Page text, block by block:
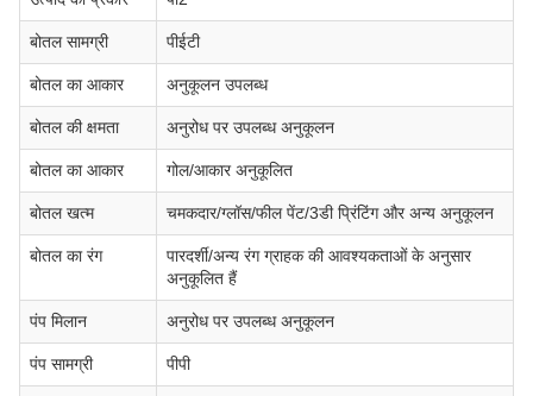
बोतल सामग्री पीईटी
बोतल का आकार अनुकूलन उपलब्ध
बोतल की क्षमता अनुरोध पर उपलब्ध अनुकूलन
बोतल का आकार गोल/आकार अनुकूलित
बोतल खत्म चमकदार/ग्लॉस/फील पेंट/3डी प्रिंटिंग और अन्य अनुकूलन
बोतल का रंग
पारदर्शी/अन्य रंग ग्राहक की आवश्यकताओं के अनुसार
अनुकूलित हैं
पंप मिलान अनुरोध पर उपलब्ध अनुकूलन
पंप सामग्री पीपी